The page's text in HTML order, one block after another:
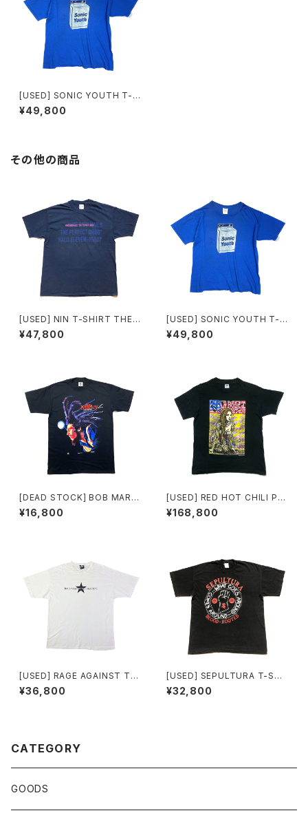
[USED] SONIC YOUTH T-S
HIRT WASHING MACHINE
¥49,800
その他の商品
[USED] NIN T-SHIRT THE P
ERFECT DRUG
¥47,800
[USED] SONIC YOUTH T-S
HIRT WASHING MACHINE
¥49,800
[DEAD STOCK] BOB MARL
EY T-SHIRT Time Will Tell
¥16,800
[USED] RED HOT CHILI PE
PPERS T-SHIRT KOZIK
¥168,800
[USED] RAGE AGAINST TH
E MACHINE T-SHIRT
¥36,800
[USED] SEPULTURA T-SHI
RT BLOOD ROOTED
¥32,800
CATEGORY
GOODS